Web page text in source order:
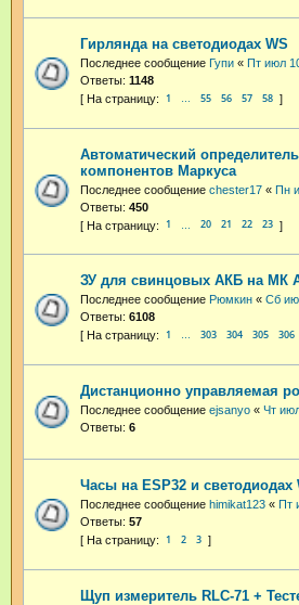
Гирлянда на светодиодах WS
Последнее сообщение Гупи « Пт июл
Ответы: 1148
1 … 55 56 57 58
Автоматический
компонентов Маркуса
Последнее сообщение chester17 « Пн
Ответы: 450
1 20 21 22 23
ЗУ для свинцовых АКБ на МК
Последнее сообщение Рюмкин « Сб
Ответы: 6108
1 … 303 304 305 306
Дистанционно управляемая
Последнее сообщение ejsanyo « Чт
Ответы: 6
Часы на ESP32 и светодиодах
Последнее сообщение himikat123 « Пт
Ответы: 57
1 2 3
Щуп измеритель RLC-71 +